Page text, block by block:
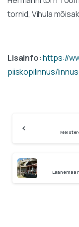
tornid, Vihula
Lisainfo: https://
piiskopilinnus/
Reading